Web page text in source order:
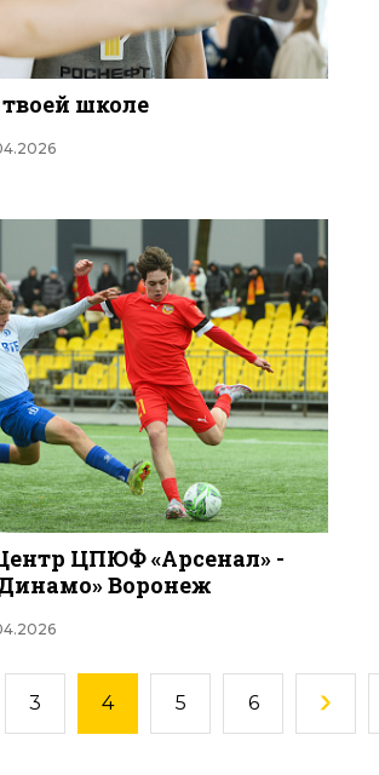
школе
ЦПЮФ «Арсенал» -
Воронеж
3 4 5 6